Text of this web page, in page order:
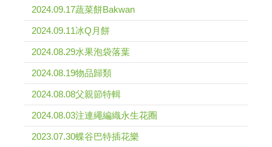
2024.09.17蔬菜餅Bakwan
2024.09.11冰Q月餅
2024.08.29水果泡袋落葉
2024.08.19物品歸類
2024.08.08父親節特輯
2024.08.03注連繩編織永生花圈
2023.07.30蝶谷巴特插花樂